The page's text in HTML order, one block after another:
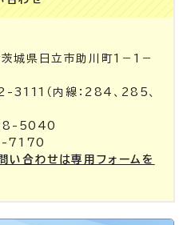
県日立市助川町1－1－
（内線：284、285、
5040
7170
い合わせは専用フォームを